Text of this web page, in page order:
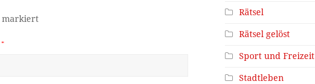
markiert
*
Rätsel
Rätsel gelöst
Sport und Freizeit
Stadtleben